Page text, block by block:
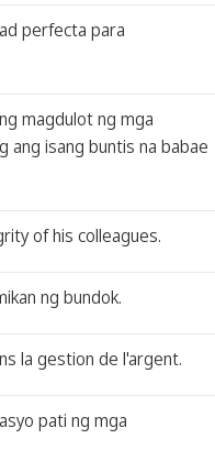
perfecta para
magdulot ng mga
ang isang buntis na babae
of his colleagues.
ng bundok.
la gestion de l'argent.
pati ng mga